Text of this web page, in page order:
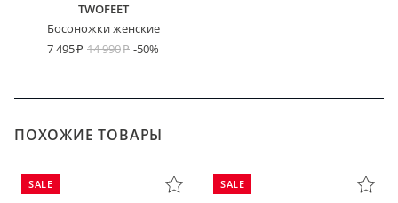
TWOFEET
Босоножки женские
7 495
14 990 -50%
ПОХОЖИЕ ТОВАРЫ
SALE SALE